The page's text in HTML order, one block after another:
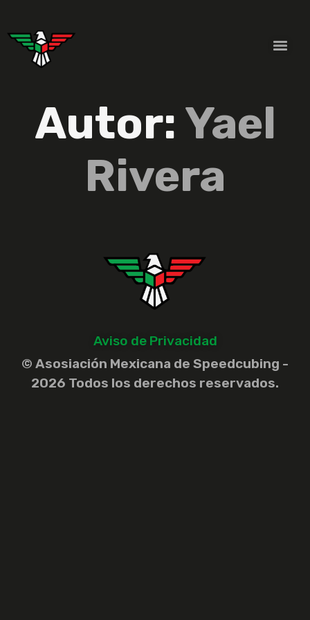
Autor: Yael
Rivera
Aviso de Privacidad
© Asosiación Mexicana de Speedcubing -
2026 Todos los derechos reservados.